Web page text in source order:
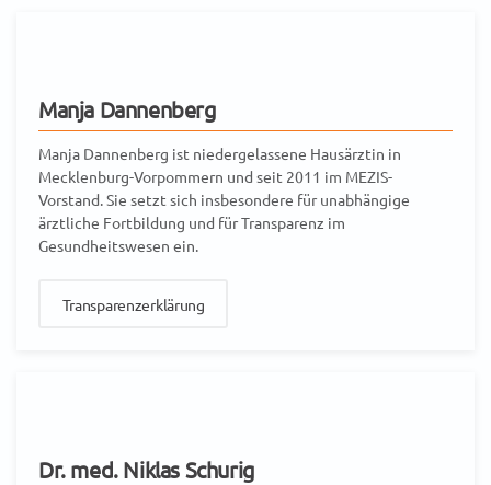
Manja Dannenberg
Manja Dannenberg ist niedergelassene Hausärztin in
Mecklenburg-Vorpommern und seit 2011 im MEZIS-
Vorstand. Sie setzt sich insbesondere für unabhängige
ärztliche Fortbildung und für Transparenz im
Gesundheitswesen ein.
Transparenzerklärung
Dr. med. Niklas Schurig